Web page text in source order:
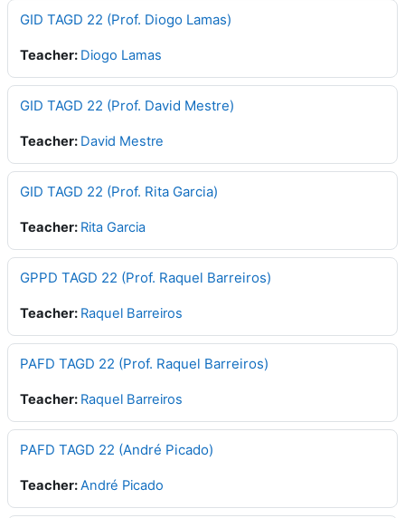
GID TAGD 22 (Prof. Diogo Lamas)
Teacher: Diogo Lamas
GID TAGD 22 (Prof. David Mestre)
Teacher: David Mestre
GID TAGD 22 (Prof. Rita Garcia)
Teacher: Rita Garcia
GPPD TAGD 22 (Prof. Raquel Barreiros)
Teacher: Raquel Barreiros
PAFD TAGD 22 (Prof. Raquel Barreiros)
Teacher: Raquel Barreiros
PAFD TAGD 22 (André Picado)
Teacher:André Picado